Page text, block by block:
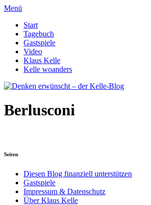
Menü
Start
Tagebuch
Gastspiele
Video
Klaus Kelle
Kelle woanders
Berlusconi
Seiten
Diesen Blog finanziell unterstützen
Gastspiele
Impressum & Datenschutz
Über Klaus Kelle